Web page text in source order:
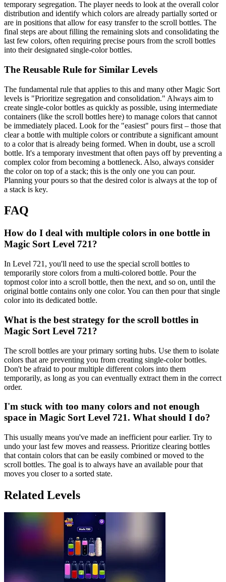
temporary segregation. The player needs to look at the overall color
distribution and identify which colors are already partially sorted or
are in positions that allow for easy transfer to the scroll bottles. The
final steps are about filling the remaining slots and consolidating the
last few colors, often requiring precise pours from the scroll bottles
into their designated single-color bottles.
The Reusable Rule for Similar Levels
The fundamental rule that applies to this and many other Magic Sort
levels is "Prioritize segregation and consolidation." Always aim to
create single-color bottles as quickly as possible, using intermediate
containers (like the scroll bottles here) to manage colors that cannot
be immediately placed. Look for the "easiest" pours first – those that
clear a bottle with multiple colors or contribute a significant amount
to a color that is already being formed. When in doubt, use a scroll
bottle. It's a temporary investment that often pays off by preventing a
complex color from becoming a bottleneck. Also, always consider
the color on top of a stack; this is the only one you can pour.
Planning your pours so that the desired color is always at the top of
a stack is key.
FAQ
How do I deal with multiple colors in one bottle in
Magic Sort Level 721?
In Level 721, you'll need to use the special scroll bottles to
temporarily store colors from a multi-colored bottle. Pour the
topmost color into a scroll bottle, then the next, and so on, until the
original bottle contains only one color. You can then pour that single
color into its dedicated bottle.
What is the best strategy for the scroll bottles in
Magic Sort Level 721?
The scroll bottles are your primary sorting hubs. Use them to isolate
colors that are preventing you from creating single-color bottles.
Don't be afraid to pour multiple different colors into them
temporarily, as long as you can eventually extract them in the correct
order.
I'm stuck with too many colors and not enough
space in Magic Sort Level 721. What should I do?
This usually means you've made an inefficient pour earlier. Try to
undo your last few moves and reassess. Prioritize clearing bottles
that contain colors that can be easily combined or moved to the
scroll bottles. The goal is to always have an available pour that
moves you closer to a sorted state.
Related Levels